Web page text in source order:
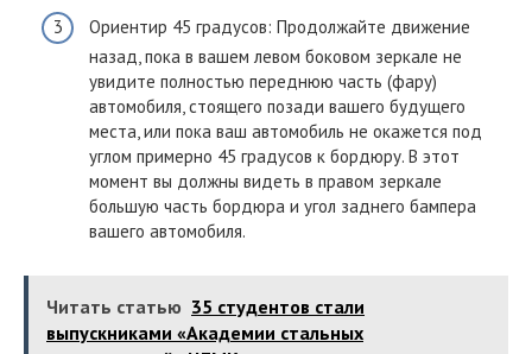
Ориентир 45 градусов: Продолжайте движение
назад, пока в вашем левом боковом зеркале не
увидите полностью переднюю часть (фару)
автомобиля, стоящего позади вашего будущего
места, или пока ваш автомобиль не окажется под
углом примерно 45 градусов к бордюру. В этот
момент вы должны видеть в правом зеркале
большую часть бордюра и угол заднего бампера
вашего автомобиля.
Читать статью 35 студентов стали
выпускниками «Академии стальных